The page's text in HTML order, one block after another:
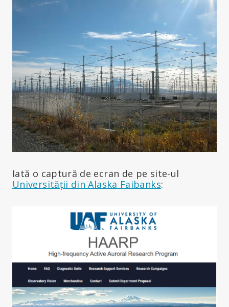
Iată o captură de ecran de pe site-ul
Universității din Alaska Faibanks: